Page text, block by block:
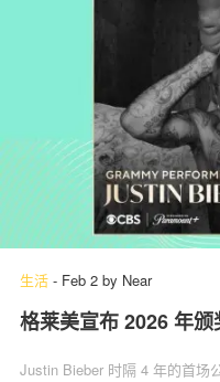
生活 - Feb 2 by Near
格莱美宣布 2026 年
Justin Bieber 时隔 4 年的首场